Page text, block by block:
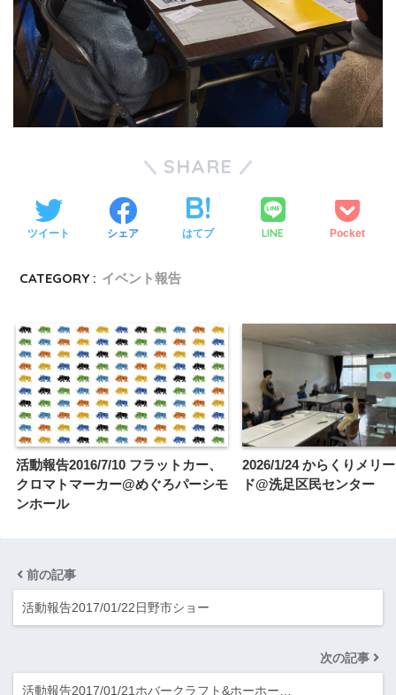
SHARE
ツイート シェア はてブ LINE Pocket
CATEGORY : イベント報告
活動報告2016/7/10 フラットカー、
クロマトマーカー@めぐろパーシモ
ンホール
2026/1/24 からくりメリ
ド@洗足区民センター
前の記事
活動報告2017/01/22日野市ショー
次の記事
活動報告2017/01/21ホバークラフト&ホーホー…